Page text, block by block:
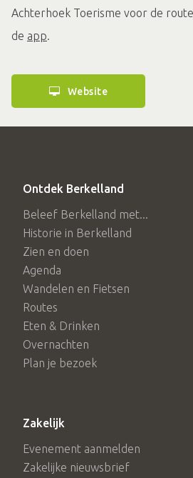
Achterhoek Toerisme voor de
de app.
Website
Ontdek Berkelland
Beleef Berkelland met...
Historie in Berkelland
Zien en doen
Agenda
Wandelen en Fietsen
Routes
Eten & Drinken
Overnachten
Plan je bezoek
Zakelijk
Evenement aanmelden
Zakelijke nieuwsbrief